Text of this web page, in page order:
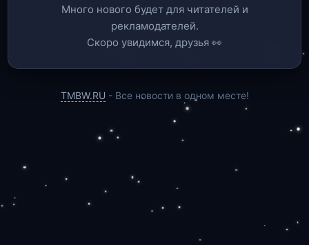
Много нового будет для читателей и
рекламодателей.
Скоро увидимся, друзья 👀
TMBW.RU - Все новости в одном месте!